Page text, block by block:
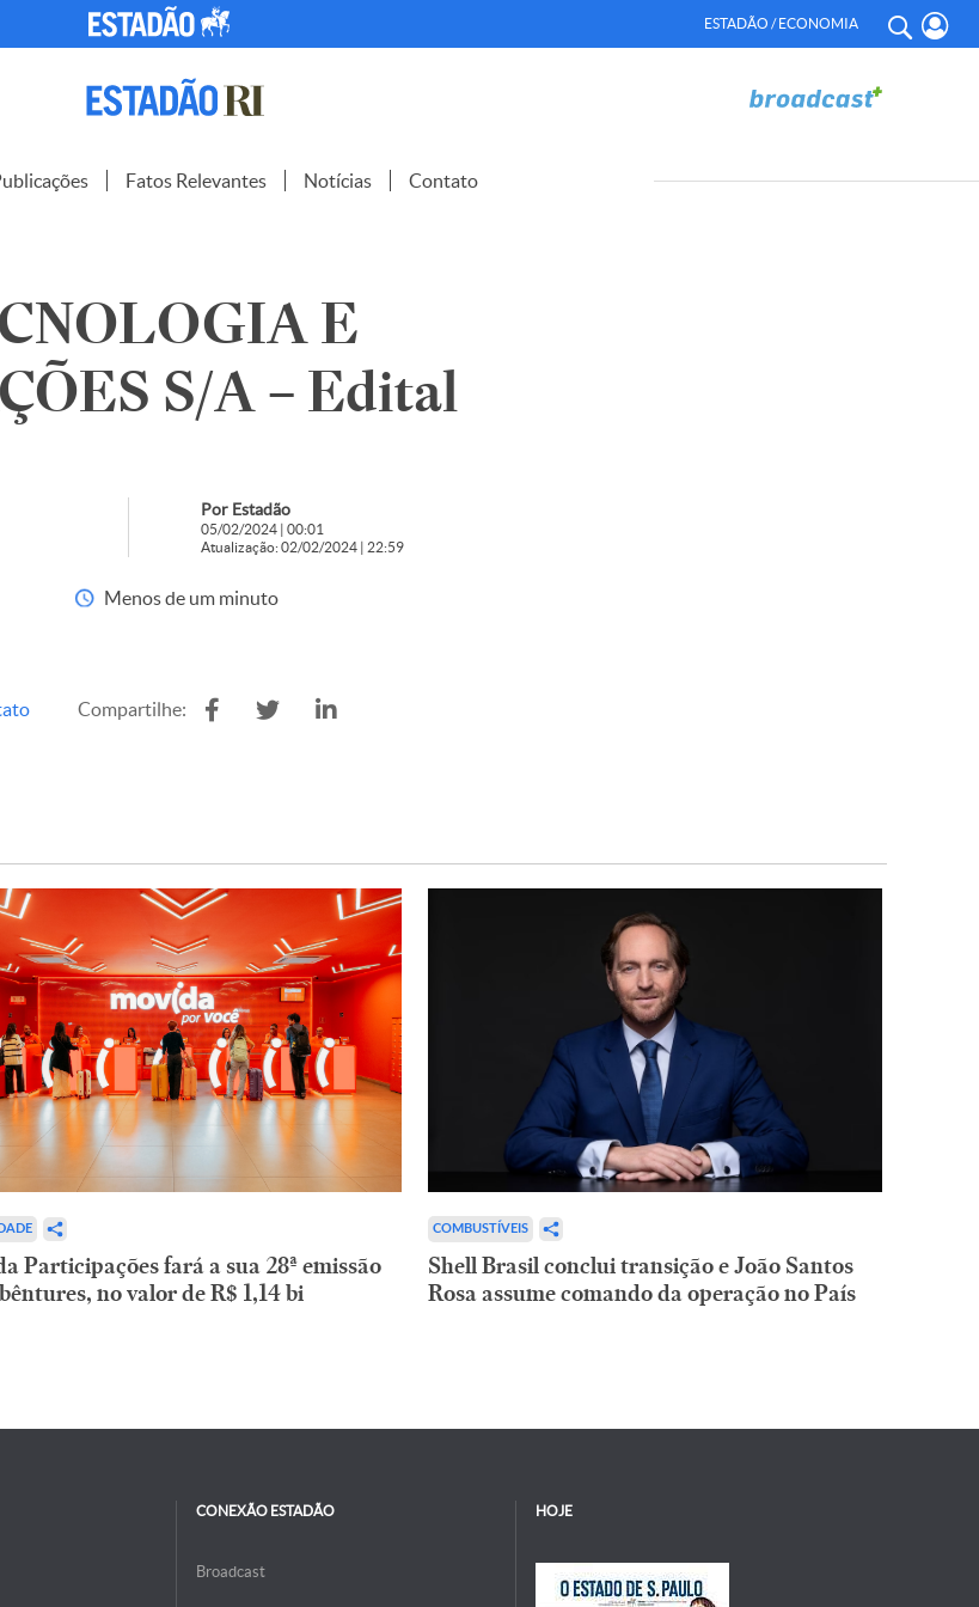
ESTADÃO / ECONOMIA
Fatos Relevantes Notícias Contato
E
S/A – Edital
Por Estadão
05/02/2024 | 00:01
Atualização: 02/02/2024 | 22:59
Menos de um minuto
Compartilhe:
Participações fará a sua 28ª emissão
no valor de R$ 1,14 bi
COMBUSTÍVEIS
Shell Brasil conclui transição e João Santos
Rosa assume comando da operação no País
CONEXÃO ESTADÃO
Broadcast
HOJE